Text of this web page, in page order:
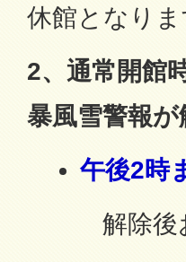
休館となりま
2、通常開館
暴風雪警報
午後2時
解除後お